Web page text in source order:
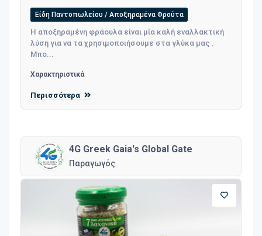
Είδη Παντοπωλείου / Αποξηραμένα Φρούτα
Η αποξηραμένη φράουλα είναι μία καλή εναλλακτική
λύση για να τα χρησιμοποιήσουμε στα γλύκα μας .
Μπο...
Χαρακτηριστικά
Περισσότερα
4G Greek Gaia's Global Gate
Παραγωγός